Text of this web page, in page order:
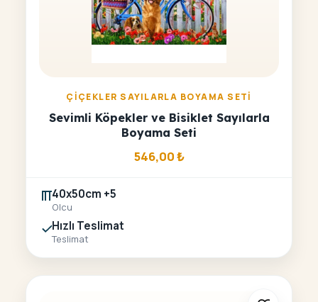
ÇIÇEKLER SAYILARLA BOYAMA SETI
Sevimli Köpekler ve Bisiklet Sayılarla
Boyama Seti
546,00₺
40x50cm +5
Olcu
Hızlı Teslimat
Teslimat